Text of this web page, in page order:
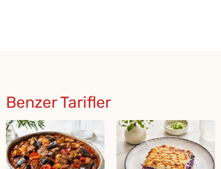
Benzer Tarifler